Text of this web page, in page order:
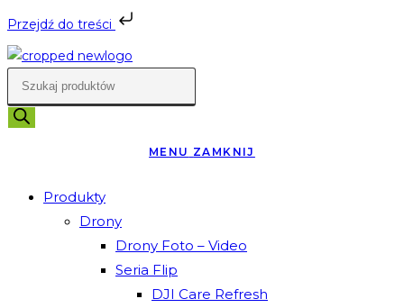
Przejdź do treści
Skip
to
content
Wyszukiwarka
produktów
MENU ZAMKNIJ
Produkty
Drony
Drony Foto – Video
Seria Flip
DJI Care Refresh